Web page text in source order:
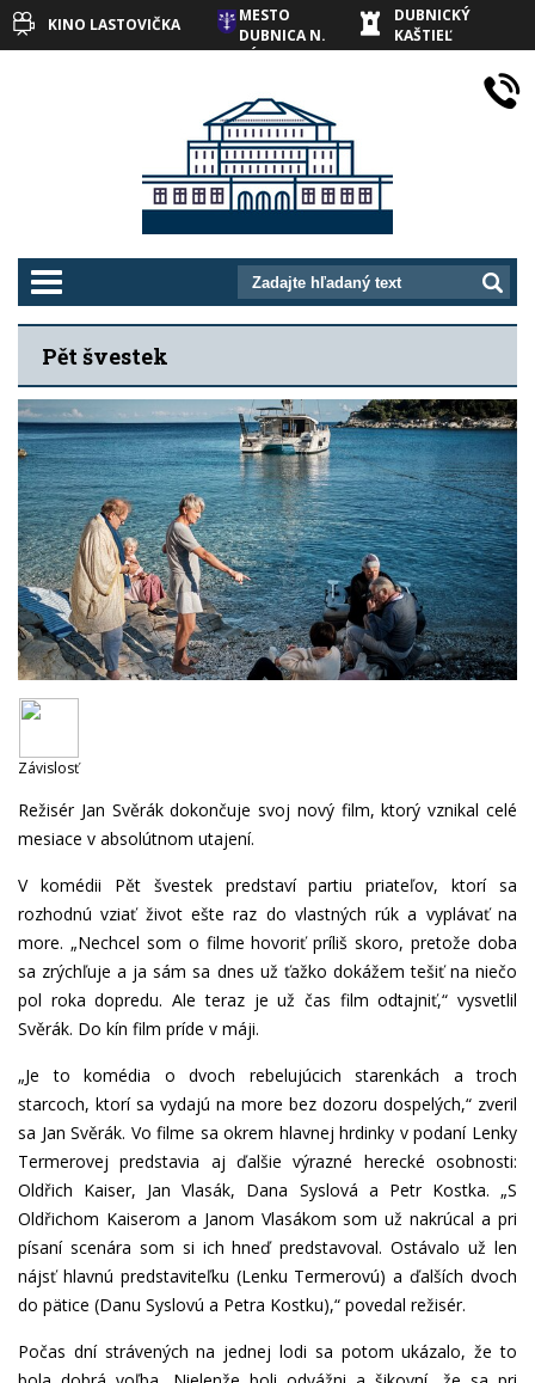
KINO LASTOVIČKA
MESTO
DUBNICA N.
VÁHOM
DUBNICKÝ
KAŠTIEĽ
prepnut_navigaciu
Pět švestek
Závislosť
Režisér Jan Svěrák dokončuje svoj nový film, ktorý vznikal celé
mesiace v absolútnom utajení.
V komédii Pět švestek predstaví partiu priateľov, ktorí sa
rozhodnú vziať život ešte raz do vlastných rúk a vyplávať na
more. „Nechcel som o filme hovoriť príliš skoro, pretože doba
sa zrýchľuje a ja sám sa dnes už ťažko dokážem tešiť na niečo
pol roka dopredu. Ale teraz je už čas film odtajniť,“ vysvetlil
Svěrák. Do kín film príde v máji.
„Je to komédia o dvoch rebelujúcich starenkách a troch
starcoch, ktorí sa vydajú na more bez dozoru dospelých,“ zveril
sa Jan Svěrák. Vo filme sa okrem hlavnej hrdinky v podaní Lenky
Termerovej predstavia aj ďalšie výrazné herecké osobnosti:
Oldřich Kaiser, Jan Vlasák, Dana Syslová a Petr Kostka. „S
Oldřichom Kaiserom a Janom Vlasákom som už nakrúcal a pri
písaní scenára som si ich hneď predstavoval. Ostávalo už len
nájsť hlavnú predstaviteľku (Lenku Termerovú) a ďalších dvoch
do pätice (Danu Syslovú a Petra Kostku),“ povedal režisér.
Počas dní strávených na jednej lodi sa potom ukázalo, že to